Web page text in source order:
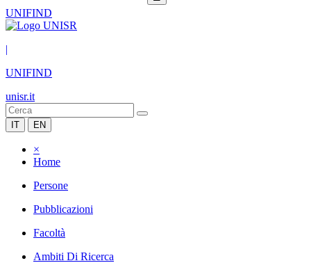
UNIFIND
|
UNIFIND
unisr.it
IT EN
×
Home
Persone
Pubblicazioni
Facoltà
Ambiti Di Ricerca